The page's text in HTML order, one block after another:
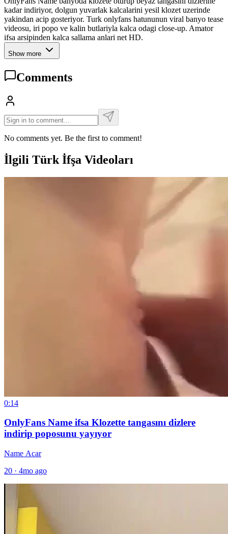
kadar indiriyor, dolgun yuvarlak kalcalarini yesil klozet uzerinde
yakindan acip gosteriyor. Turk onlyfans hatununun viral banyo tease
videosu, iri popo ve kalin butlariyla kalca odagi close-up. Amator
ifsa arsipinden kalca sallama anlari net HD.
Show more
Comments
No comments yet. Be the first to comment!
İlgili Türk İfşa Videoları
0:14
OnlyFans Name ifsa Klozette tangasını dizlere
indirip poposunu yayıyor
Name Acar
20 · 4mo ago